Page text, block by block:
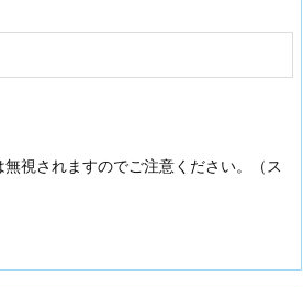
視されますのでご注意ください。（ス